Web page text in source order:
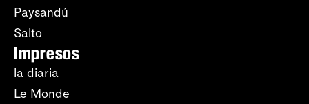
Paysandú
Salto
Impresos
la diaria
Le Monde